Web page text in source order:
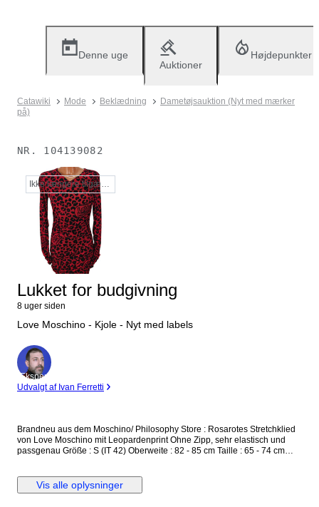
Denne uge
Auktioner
Højdepunkter
Catawiki Mode Beklædning
Dametøjsauktion (Nyt med mærker
på)
NR. 104139082
Ikke længere tilgængelig
Lukket for budgivning
8 uger siden
Love Moschino - Kjole - Nyt med labels
Ekspert
Udvalgt af Ivan Ferretti
Brandneu aus dem Moschino/ Philosophy Store : Rosarotes Stretchklied
von Love Moschino mit Leopardenprint Ohne Zipp, sehr elastisch und
passgenau Größe : S (IT 42) Oberweite : 82 - 85 cm Taille : 65 - 74 cm
Vis alle oplysninger